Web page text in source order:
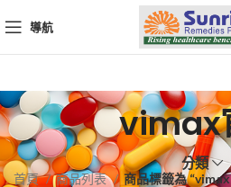
導航
vimax
分類
首頁 商品列表 商品標籤為